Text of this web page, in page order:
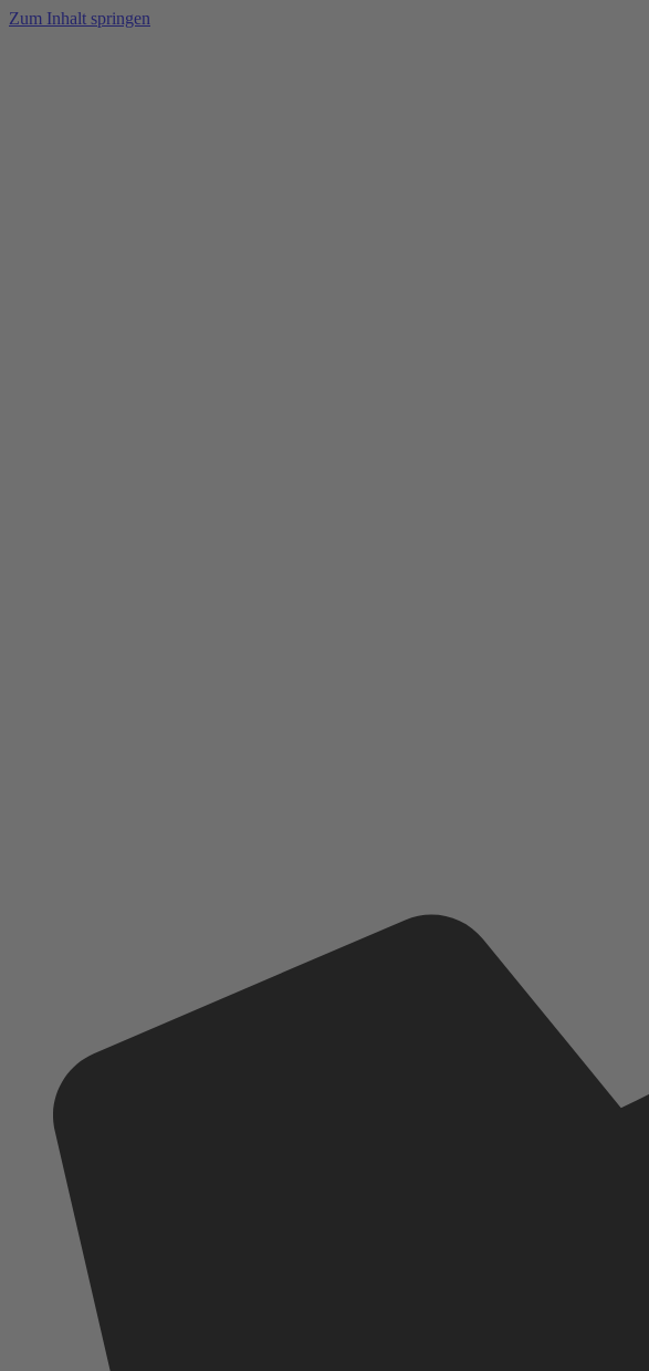
Zum Inhalt springen